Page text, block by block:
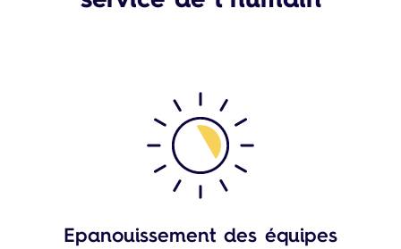
Epanouissement des équipes